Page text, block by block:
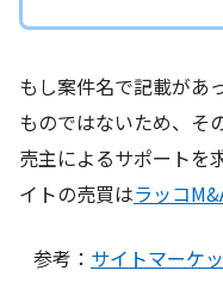
もし案件名で記載があ
ものではないため、そ
売主によるサポートを
イトの売買はラッコ
参考： サイトマーケ